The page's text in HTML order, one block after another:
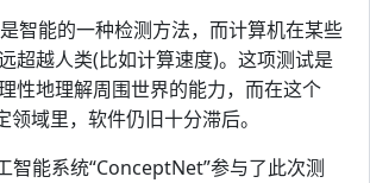
智能的一种检测方法，而计算机在某些
超越人类(比如计算速度)。这项测试是
性地理解周围世界的能力，而在这个
领域里，软件仍旧十分滞后。
智能系统“ConceptNet”参与了此次测